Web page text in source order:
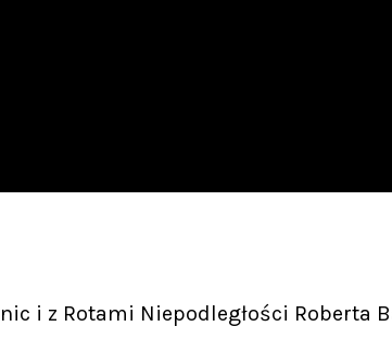
i z Rotami Niepodległości Roberta